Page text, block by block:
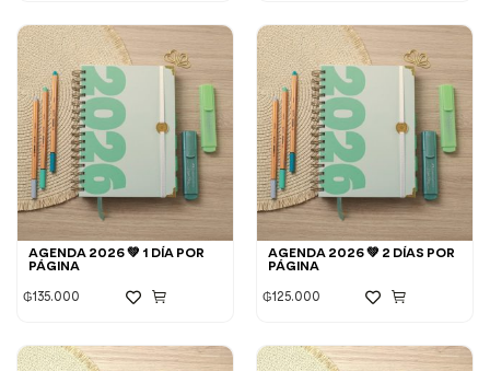
AGENDA 2026 💚 1 DÍA POR
PÁGINA
₲135.000
AGENDA 2026 💚 2 DÍAS POR
PÁGINA
₲125.000